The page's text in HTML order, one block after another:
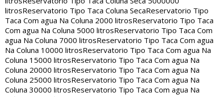
litrosReservatorio Tipo Taca Coluna SecaReservatorio Tipo
Taca Com agua Na Coluna 2000 litrosReservatorio Tipo Taca
Com agua Na Coluna 5000 litrosReservatorio Tipo Taca Com
agua Na Coluna 7000 litrosReservatorio Tipo Taca Com agua
Na Coluna 10000 litrosReservatorio Tipo Taca Com agua Na
Coluna 15000 litrosReservatorio Tipo Taca Com agua Na
Coluna 20000 litrosReservatorio Tipo Taca Com agua Na
Coluna 25000 litrosReservatorio Tipo Taca Com agua Na
Coluna 30000 litrosReservatorio Tipo Taca Com agua Na